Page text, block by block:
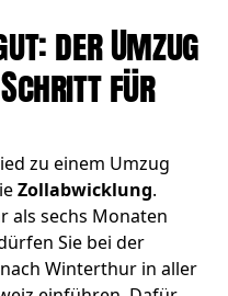
der Umzug
für
zu einem Umzug
Zollabwicklung.
als sechs Monaten
Sie bei der
Winterthur in aller